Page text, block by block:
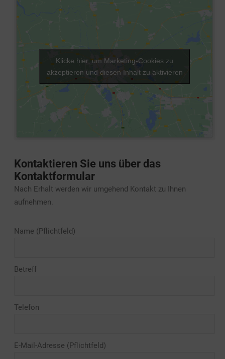
Klicke hier, um Marketing-Cookies zu
akzeptieren und diesen Inhalt zu aktivieren
Kontaktieren Sie uns über das
Kontaktformular
Nach Erhalt werden wir umgehend Kontakt zu Ihnen
aufnehmen.
Name (Pflichtfeld)
Betreff
Telefon
E-Mail-Adresse (Pflichtfeld)